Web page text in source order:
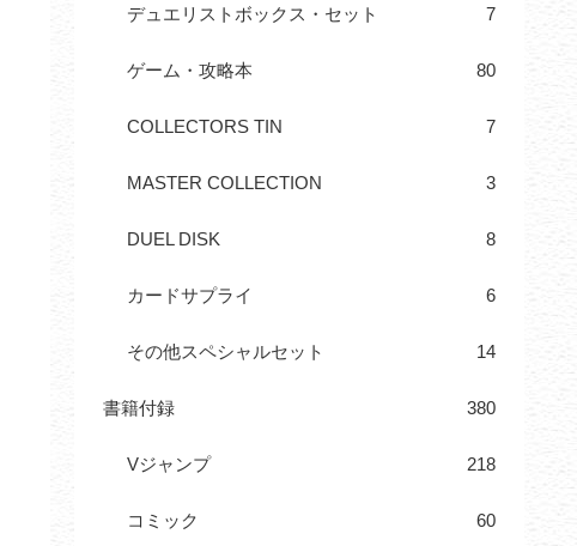
デュエリストボックス・セット 7
ゲーム・攻略本 80
COLLECTORS TIN 7
MASTER COLLECTION 3
DUEL DISK 8
カードサプライ 6
その他スペシャルセット 14
書籍付録 380
Vジャンプ 218
コミック 60